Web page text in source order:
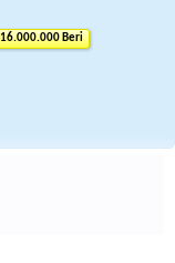
Beri